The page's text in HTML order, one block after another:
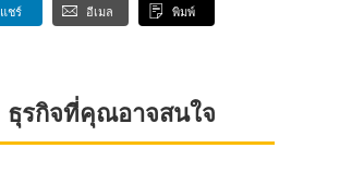
แชร์ อีเมล พิมพ์
ธุรกิจที่คุณอาจสนใจ